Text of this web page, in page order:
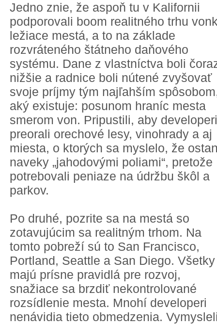
Jedno znie, že aspoň tu v Kalifornii
podporovali boom realitného trhu
ležiace mestá, a to na základe
rozvráteného štátneho daňového
systému. Dane z vlastníctva boli
nižšie a radnice boli nútené zvyšovať
svoje príjmy tým najľahším
aký existuje: posunom hraníc mesta
smerom von. Pripustili, aby developeri
preorali orechové lesy, vinohrady a aj
miesta, o ktorých sa myslelo, že
naveky „jahodovými poliami“, pretože
potrebovali peniaze na údržbu škôl a
parkov.
Po druhé, pozrite sa na mestá so
zotavujúcim sa realitným trhom. Na
tomto pobreží sú to San Francisco,
Portland, Seattle a San Diego. Všetky
majú prísne pravidlá pre rozvoj,
snažiace sa brzdiť nekontrolované
rozsídlenie mesta. Mnohí developeri
nenávidia tieto obmedzenia.